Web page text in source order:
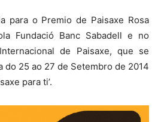
para o Premio de Paisaxe Rosa
Fundació Banc Sabadell e no
de Paisaxe, que se
do 25 ao 27 de Setembro de 2014
para ti’.